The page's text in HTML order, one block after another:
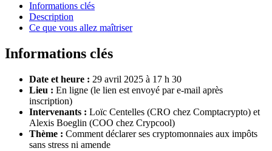
Informations clés
Description
Ce que vous allez maîtriser
Informations clés
Date et heure : 29 avril 2025 à 17 h 30
Lieu : En ligne (le lien est envoyé par e-mail après
inscription)
Intervenants : Loïc Centelles (CRO chez Comptacrypto) et
Alexis Boeglin (COO chez Crypcool)
Thème : Comment déclarer ses cryptomonnaies aux impôts
sans stress ni amende